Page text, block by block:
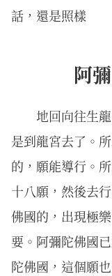
話，還是照樣
阿
地回向往生
是到龍宮去了。
的，願能導行。
十八願，然後去
佛國的，出現極
要。阿彌陀佛國
陀佛國，這個願